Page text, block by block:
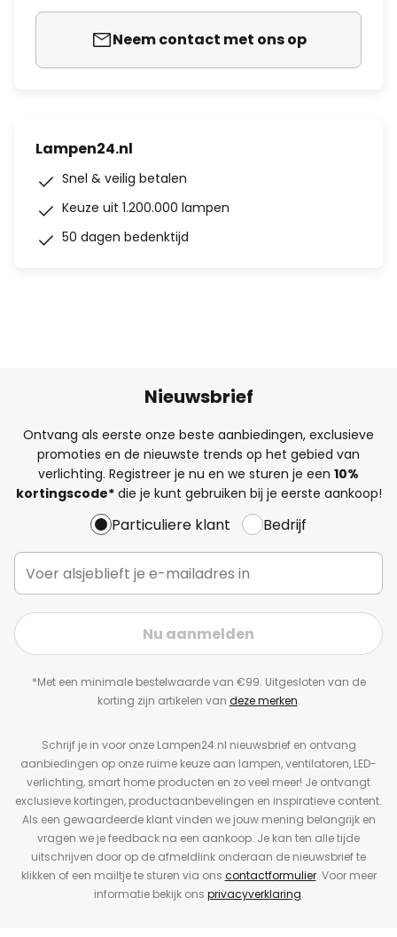
Neem contact met ons op
Lampen24.nl
Snel & veilig betalen
Keuze uit 1.200.000 lampen
50 dagen bedenktijd
Nieuwsbrief
Ontvang als eerste onze beste aanbiedingen, exclusieve
promoties en de nieuwste trends op het gebied van
verlichting. Registreer je nu en we sturen je een 10%
kortingscode*die je kunt gebruiken bij je eerste aankoop!
Particuliere klant Bedrijf
Nu aanmelden
*Met een minimale bestelwaarde van €99. Uitgesloten van de
korting zijn artikelen van deze merken.
Schrijf je in voor onze Lampen24.nl nieuwsbrief en ontvang
aanbiedingen op onze ruime keuze aan lampen, ventilatoren, LED-
verlichting, smart home producten en zo veel meer! Je ontvangt
exclusieve kortingen, productaanbevelingen en inspiratieve content.
Als een gewaardeerde klant vinden we jouw mening belangrijk en
vragen we je feedback na een aankoop. Je kan ten alle tijde
uitschrijven door op de afmeldlink onderaan de nieuwsbrief te
klikken of een mailtje te sturen via ons contactformulier. Voor meer
informatie bekijk ons privacyverklaring.